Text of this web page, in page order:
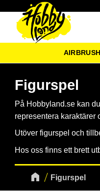
AIRBRUSH
Figurspel
Figurspel
På Hobbyland.se kan
representera karaktärer
Utöver figurspel och
Hos oss finns ett brett